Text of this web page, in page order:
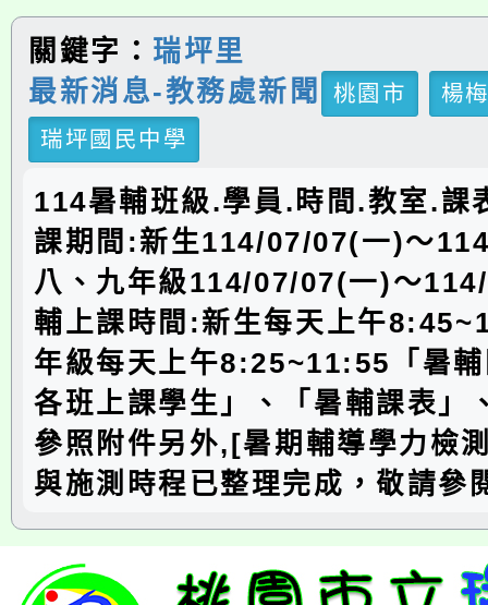
關鍵字： 瑞坪里
最新消息-教務處新聞
桃園市
楊
瑞坪國民中學
114暑輔班級.學員.時間.教室.課
課期間:新生114/07/07(一)〜
八、九年級114/07/07(一)〜
輔上課時間:新生每天上午
年級每天上午8:25~11:55「暑
各班上課學生」、「暑輔課表」
參照附件另外,[暑期輔導學力檢
與施測時程已整理完成，敬請參